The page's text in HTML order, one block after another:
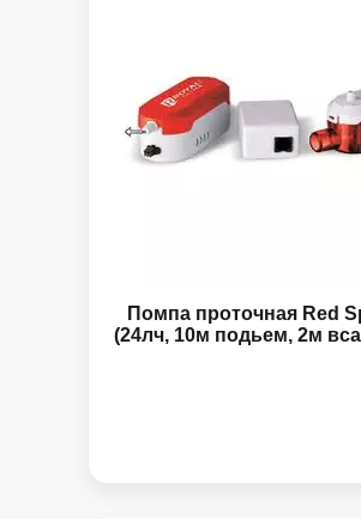
Помпа проточная Red
(24лч, 10м подьем, 2м